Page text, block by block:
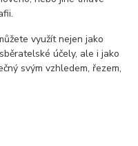
využít nejen jako
účely, ale i jako
svým vzhledem, řezem,